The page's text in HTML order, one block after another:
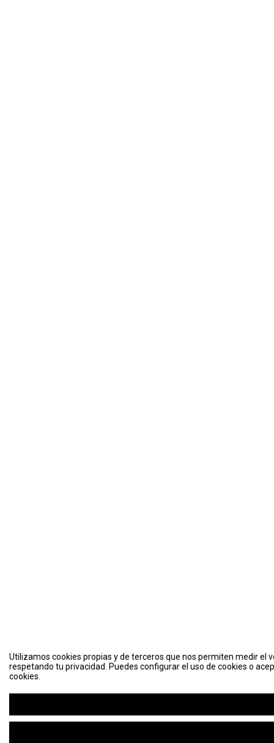
Utilizamos cookies propias y de terceros que nos permiten medir el
respetando tu privacidad. Puedes configurar el uso de cookies o
cookies.